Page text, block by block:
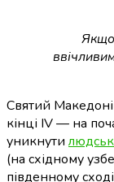
Святий
кінці IV — на
уникнути
(на східному
південному сході